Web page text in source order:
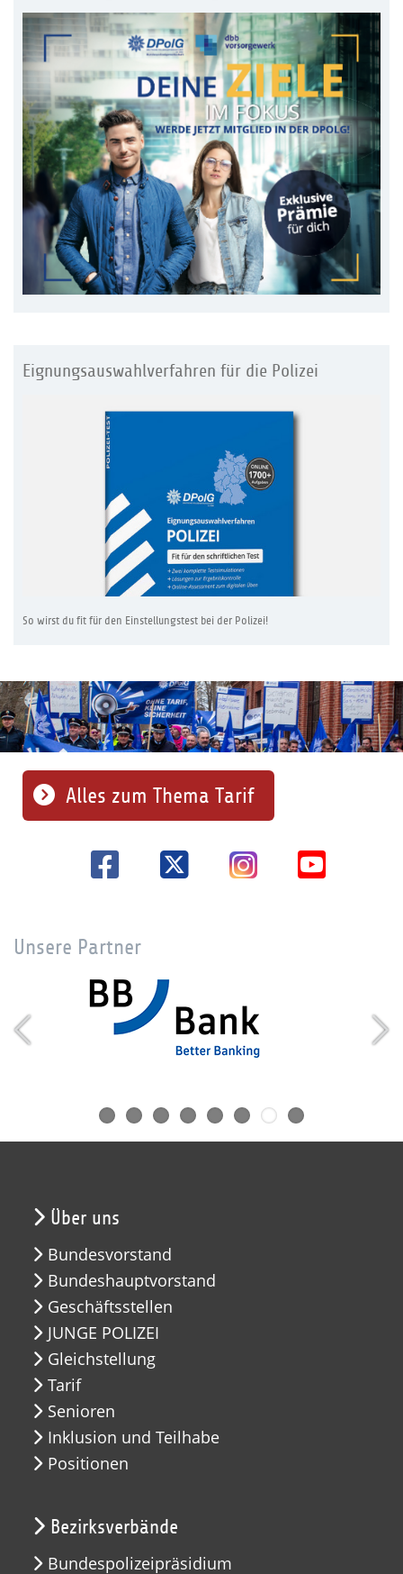
Eignungsauswahlverfahren für die Polizei
So wirst du fit für den Einstellungstest bei der Polizei!
Alles zum Thema Tarif
Unsere Partner
Über uns
Bundesvorstand
Bundeshauptvorstand
Geschäftsstellen
JUNGE POLIZEI
Gleichstellung
Tarif
Senioren
Inklusion und Teilhabe
Positionen
Bezirksverbände
Bundespolizeipräsidium